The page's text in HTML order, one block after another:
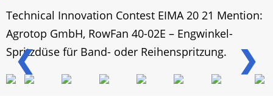
❮ ❯
Technical Innovation Contest EIMA 20 21 Mention:
Agrotop GmbH, RowFan 40-02E – Engwinkel-
Spritzdüse für Band- oder Reihenspritzung.